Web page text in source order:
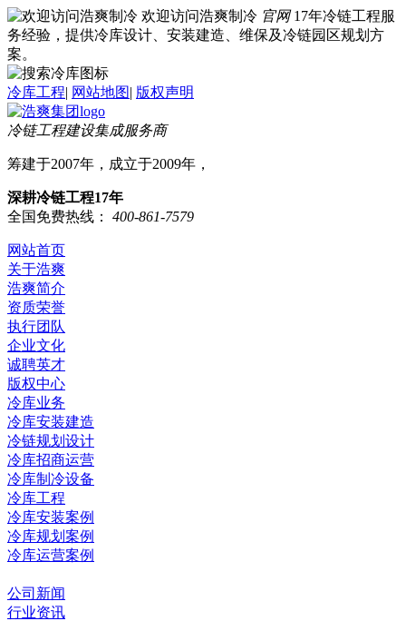
欢迎访问浩爽制冷 官网 17年冷链工程服
务经验，提供冷库设计、安装建造、维保及冷链园区规划方
案。
冷库工程| 网站地图| 版权声明
冷链工程建设集成服务商
筹建于2007年，成立于2009年，
深耕冷链工程17年
全国免费热线：
400-861-7579
网站首页
关于浩爽
浩爽简介
资质荣誉
执行团队
企业文化
诚聘英才
版权中心
冷库业务
冷库安装建造
冷链规划设计
冷库招商运营
冷库制冷设备
冷库工程
冷库安装案例
冷库规划案例
冷库运营案例
公司新闻
行业资讯